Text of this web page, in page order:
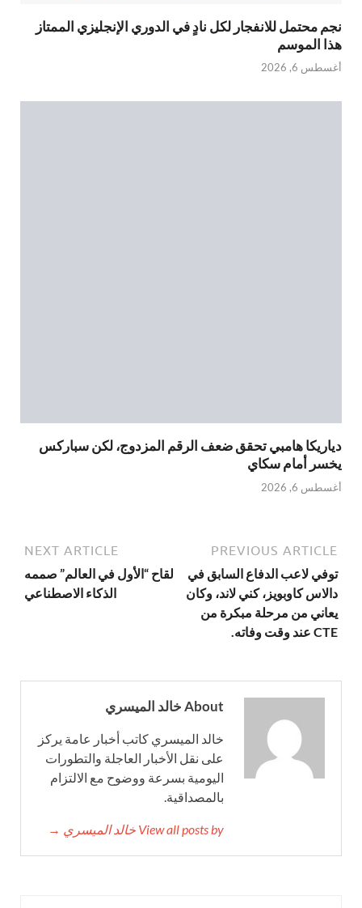
نجم محتمل للانفجار لكل نادٍ في الدوري الإنجليزي الممتاز
هذا الموسم
أغسطس 6, 2026
دياريكا هامبي تحقق ضعف الرقم المزدوج، لكن سباركس
يخسر أمام سكاي
أغسطس 6, 2026
PREVIOUS ARTICLE
توفي لاعب الدفاع السابق في
دالاس كاوبويز، كني لاند، وكان
يعاني من مرحلة مبكرة من
CTE عند وقت وفاته.
NEXT ARTICLE
لقاح “الأول في العالم” صممه
الذكاء الاصطناعي
About خالد الميسري
خالد الميسري كاتب أخبار عامة يركز
على نقل الأخبار العاجلة والتطورات
اليومية بسرعة ووضوح مع الالتزام
بالمصداقية.
View all posts by خالد الميسري →